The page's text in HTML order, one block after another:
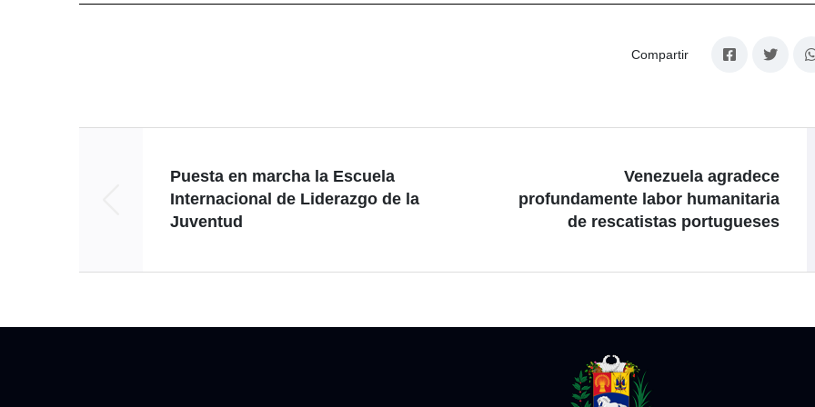
Compartir
Puesta en marcha la Escuela
Internacional de Liderazgo de la
Juventud
Venezuela agradece
profundamente labor humanitaria
de rescatistas portugueses